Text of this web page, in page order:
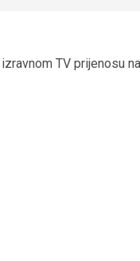
TV prijenosu